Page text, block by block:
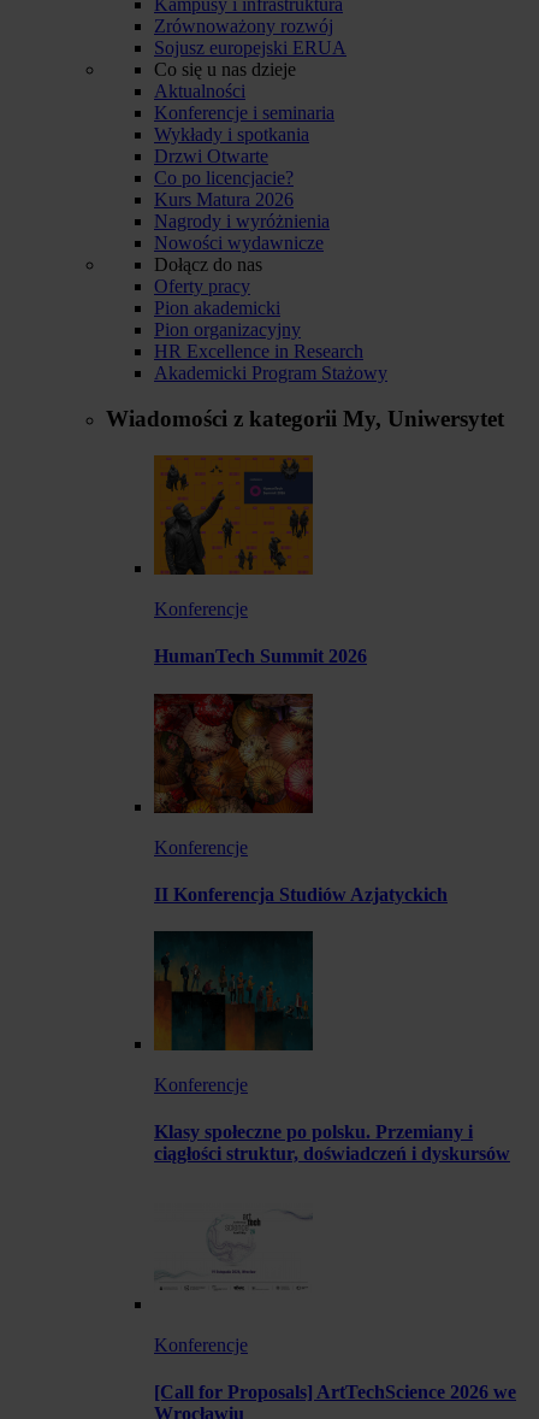
Zrównoważony rozwój
Sojusz europejski ERUA
Co się u nas dzieje
Aktualności
Konferencje i seminaria
Wykłady i spotkania
Drzwi Otwarte
Co po licencjacie?
Kurs Matura 2026
Nagrody i wyróżnienia
Nowości wydawnicze
Dołącz do nas
Oferty pracy
Pion akademicki
Pion organizacyjny
HR Excellence in Research
Akademicki Program Stażowy
Wiadomości z kategorii My, Uniwersytet
Konferencje
HumanTech Summit 2026
Konferencje
II Konferencja Studiów Azjatyckich
Konferencje
Klasy społeczne po polsku. Przemiany i
ciągłości struktur, doświadczeń i dyskursów
Konferencje
[Call for Proposals] ArtTechScience 2026 we
Wrocławiu